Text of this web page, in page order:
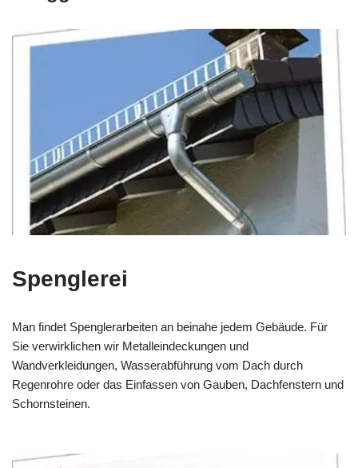
Spenglerei
Man findet Spenglerarbeiten an beinahe jedem Gebäude. Für
Sie verwirklichen wir Metalleindeckungen und
Wandverkleidungen, Wasserabführung vom Dach durch
Regenrohre oder das Einfassen von Gauben, Dachfenstern und
Schornsteinen.